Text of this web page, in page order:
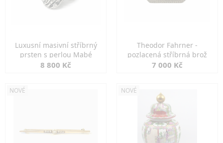
Luxusní masivní stříbrný
prsten s perlou Mabé
8 800 Kč
Theodor Fahrner -
pozlacená stříbrná brož
7 000 Kč
NOVÉ NOVÉ